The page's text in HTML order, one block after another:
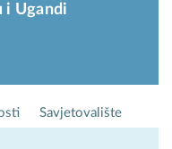
i Ugandi
Savjetovalište